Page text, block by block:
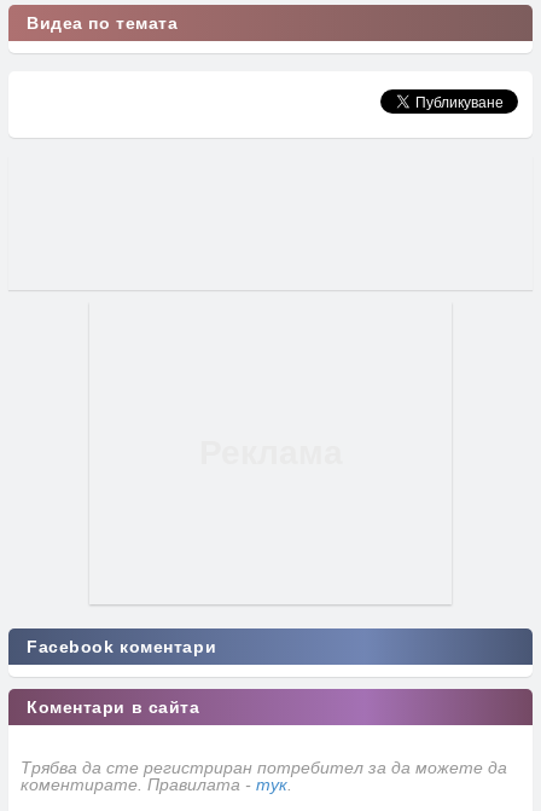
Видеа по темата
Facebook коментари
Коментари в сайта
Трябва да сте регистриран потребител за да можете да
коментирате. Правилата - тук